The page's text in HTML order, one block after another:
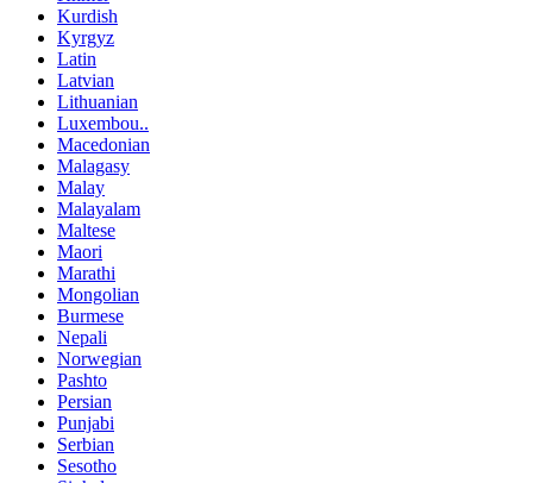
Kurdish
Kyrgyz
Latin
Latvian
Lithuanian
Luxembou..
Macedonian
Malagasy
Malay
Malayalam
Maltese
Maori
Marathi
Mongolian
Burmese
Nepali
Norwegian
Pashto
Persian
Punjabi
Serbian
Sesotho